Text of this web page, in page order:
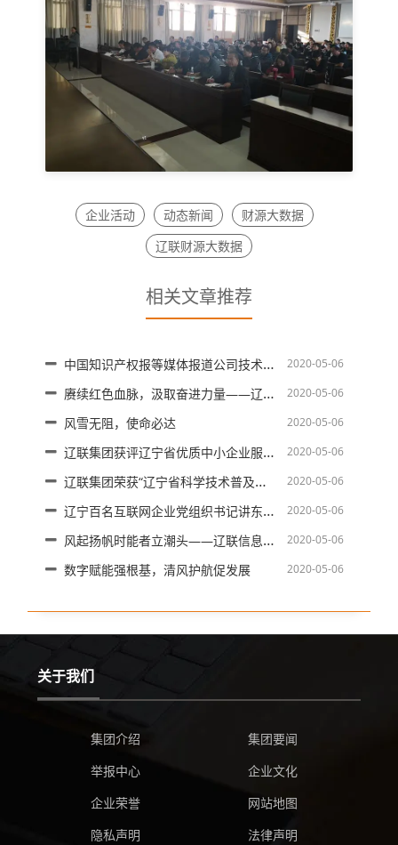
企业活动 动态新闻
财源大数据
辽联财源大数据
相关文章推荐
2020-05-06
中国知识产权报等媒体报道公司技术人才入选省专家库
2020-05-06
赓续红色血脉，汲取奋进力量——辽联集团党支部开展迎七一感党恩红色研学活动
2020-05-06
风雪无阻，使命必达
2020-05-06
辽联集团获评辽宁省优质中小企业服务机构
2020-05-06
辽联集团荣获“辽宁省科学技术普及基地”称号
2020-05-06
辽宁百名互联网企业党组织书记讲东北抗联故事——辽联集团党支部
2020-05-06
风起扬帆时能者立潮头——辽联信息2024年年度股东会胜利召开
2020-05-06
数字赋能强根基，清风护航促发展
关于我们
集团介绍
集团要闻
举报中心
企业文化
企业荣誉
网站地图
隐私声明
法律声明